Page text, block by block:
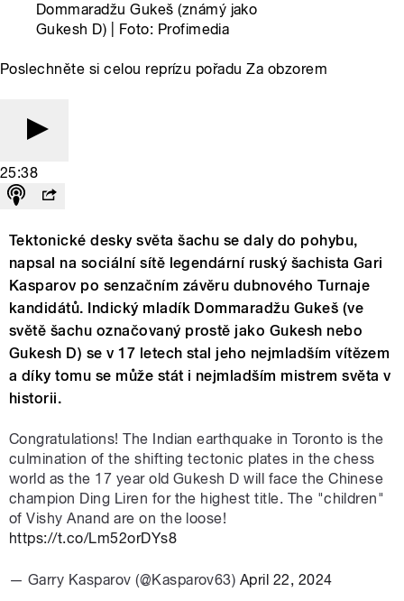
Dommaradžu Gukeš (známý jako
Gukesh D) | Foto: Profimedia
Poslechněte si celou reprízu pořadu Za obzorem
25:38
Tektonické desky světa šachu se daly do pohybu,
napsal na sociální sítě legendární ruský šachista Gari
Kasparov po senzačním závěru dubnového Turnaje
kandidátů. Indický mladík Dommaradžu Gukeš (ve
světě šachu označovaný prostě jako Gukesh nebo
Gukesh D) se v 17 letech stal jeho nejmladším vítězem
a díky tomu se může stát i nejmladším mistrem světa v
historii.
Congratulations! The Indian earthquake in Toronto is the
culmination of the shifting tectonic plates in the chess
world as the 17 year old Gukesh D will face the Chinese
champion Ding Liren for the highest title. The "children"
of Vishy Anand are on the loose!
https://t.co/Lm52orDYs8
— Garry Kasparov (@Kasparov63) April 22, 2024